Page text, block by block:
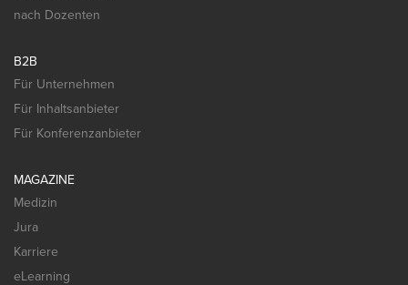
nach Dozenten
B2B
Für Unternehmen
Für Inhaltsanbieter
Für Konferenzanbieter
MAGAZINE
Medizin
Jura
Karriere
eLearning